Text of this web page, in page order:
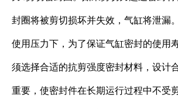
封圈将被剪切损坏并失效，气缸将泄漏
使用压力下，为了保证气缸密封的使用
须选择合适的抗剪强度密封材料，设计
重要，使密封件在长期运行过程中不受剪